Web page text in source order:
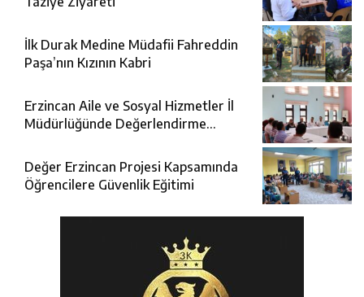
İlk Durak Medine Müdafii Fahreddin
Paşa’nın Kızının Kabri
Erzincan Aile ve Sosyal Hizmetler İl
Müdürlüğünde Değerlendirme
Değer Erzincan Projesi Kapsamında
Öğrencilere Güvenlik Eğitimi